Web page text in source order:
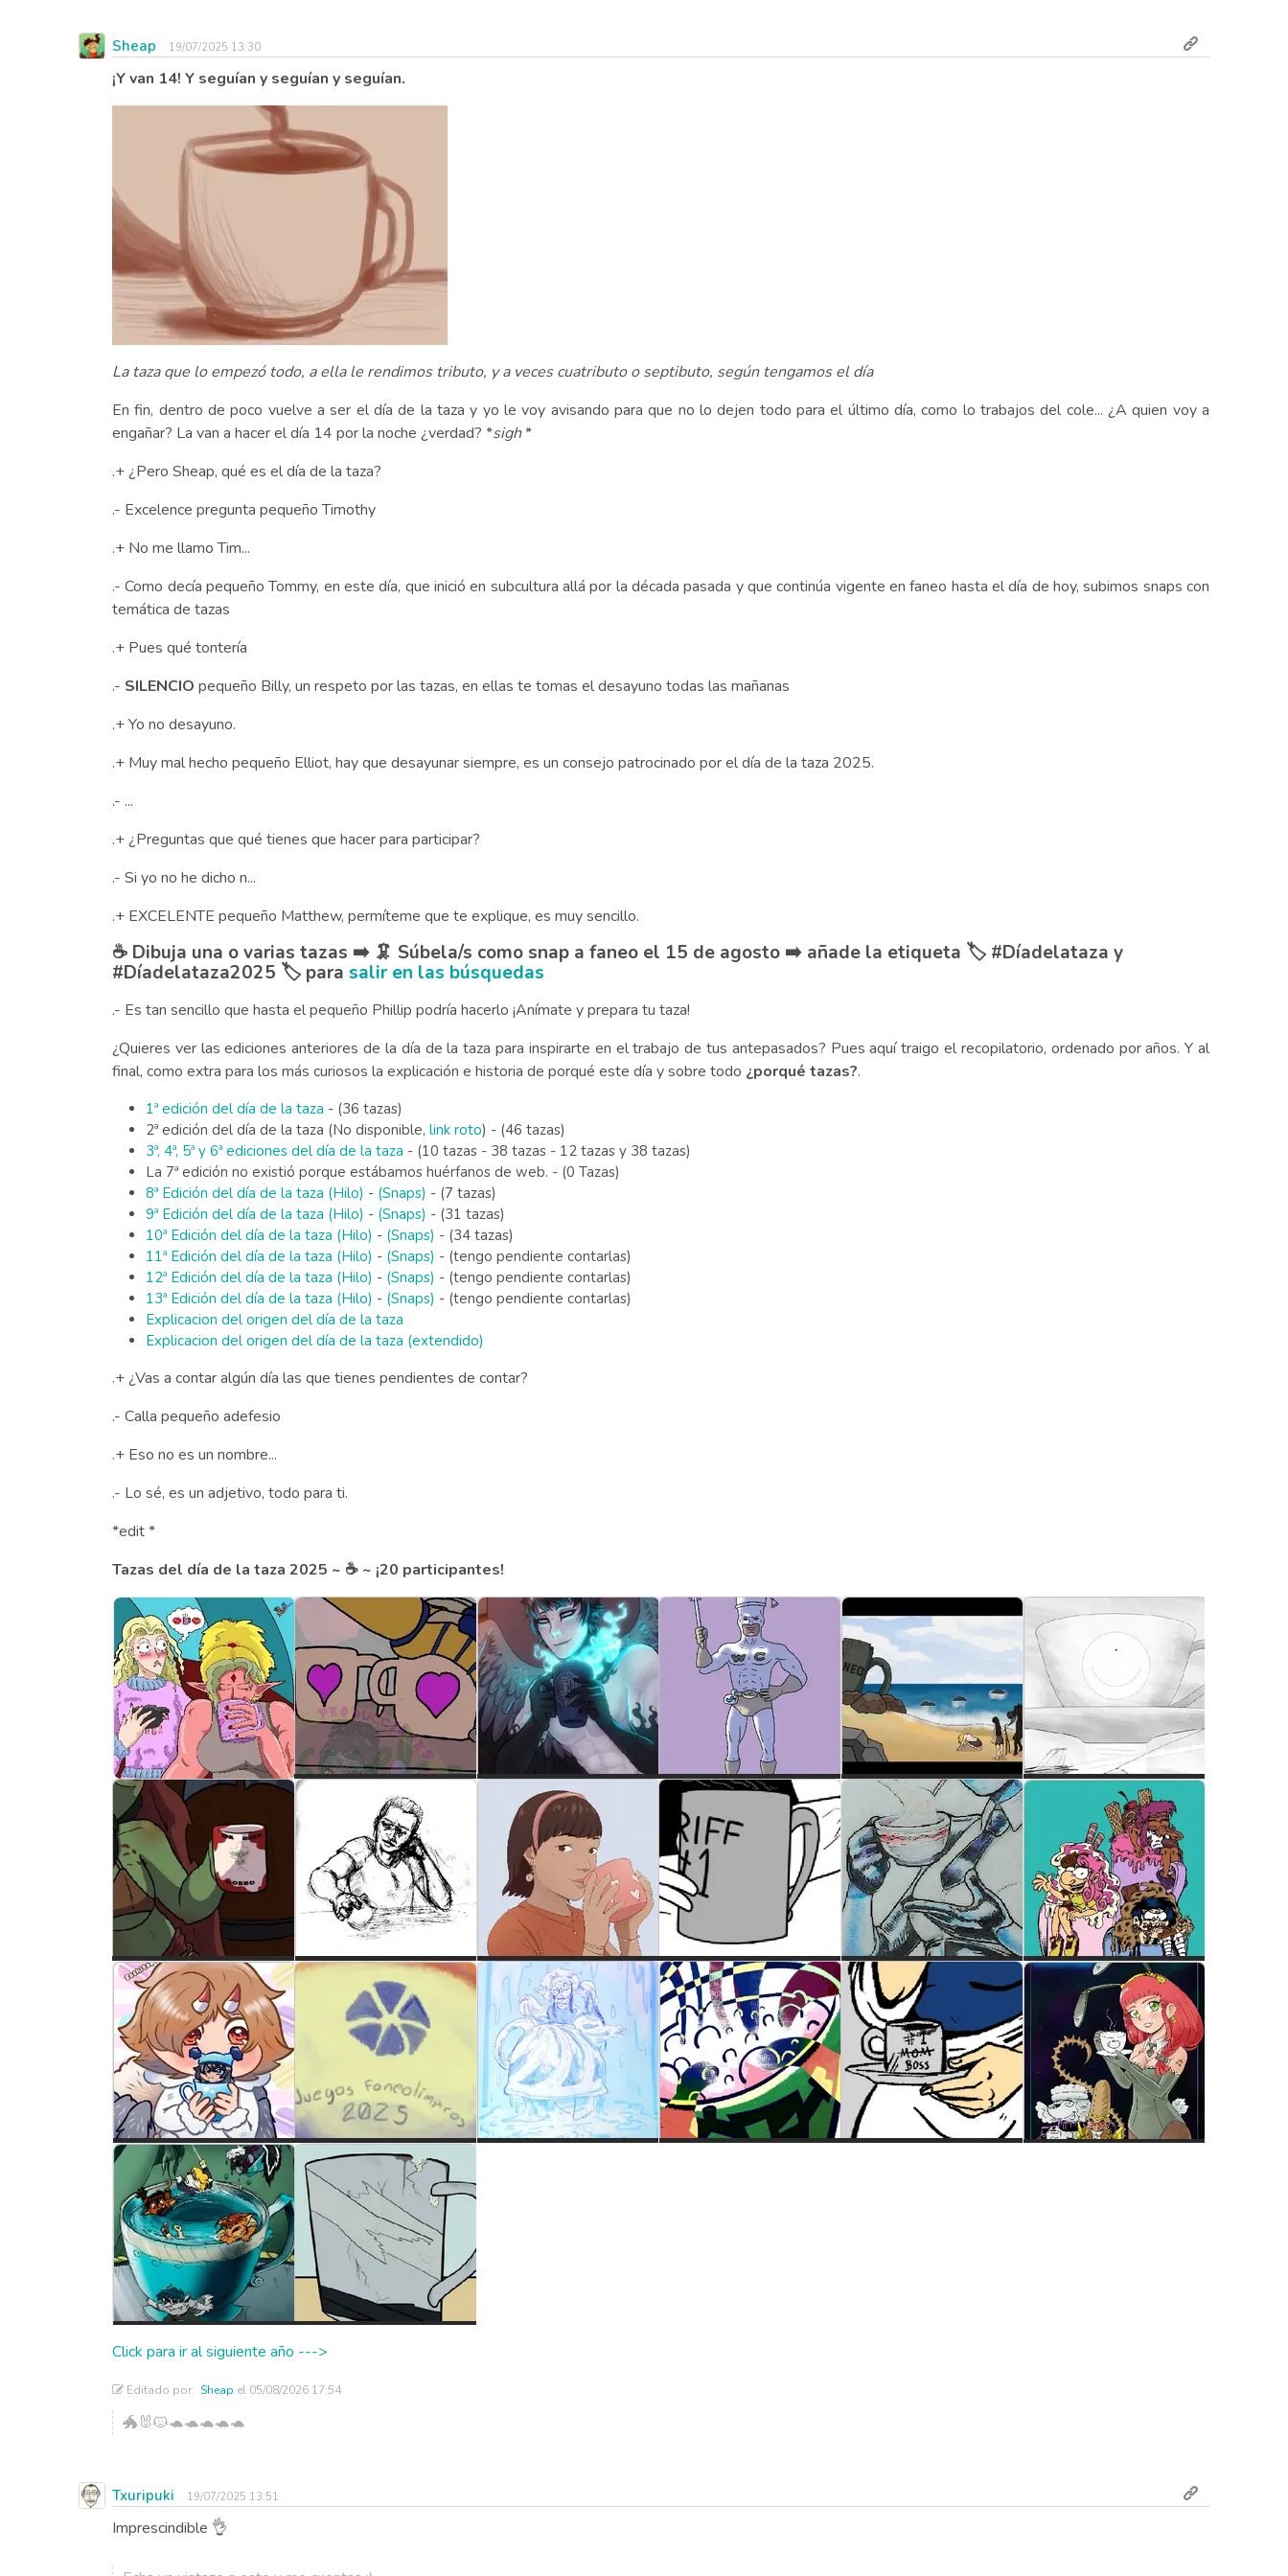
Sheap 19/07/2025 13:30
¡Y van 14! Y seguían y seguían y seguían.
La taza que lo empezó todo, a ella le rendimos tributo, y a veces cuatributo o septibuto, según tengamos el día
En fin, dentro de poco vuelve a ser el día de la taza y yo le voy avisando para que no lo dejen todo para el último día, como lo trabajos del cole... ¿A quien voy a
engañar? La van a hacer el día 14 por la noche ¿verdad? *sigh*
.+ ¿Pero Sheap, qué es el día de la taza?
.- Excelence pregunta pequeño Timothy
.+ No me llamo Tim...
.- Como decía pequeño Tommy, en este día, que inició en subcultura allá por la década pasada y que continúa vigente en faneo hasta el día de hoy, subimos snaps con
temática de tazas
.+ Pues qué tontería
.- SILENCIO pequeño Billy, un respeto por las tazas, en ellas te tomas el desayuno todas las mañanas
.+ Yo no desayuno.
.+ Muy mal hecho pequeño Elliot, hay que desayunar siempre, es un consejo patrocinado por el día de la taza 2025.
.- ...
.+ ¿Preguntas que qué tienes que hacer para participar?
.- Si yo no he dicho n...
.+ EXCELENTE pequeño Matthew, permíteme que te explique, es muy sencillo.
☕ Dibuja una o varias tazas ➡️ 🦑 Súbela/s como snap a faneo el 15 de agosto ➡️ añade la etiqueta 🏷️ #Díadelataza y
#Díadelataza2025 🏷️ para salir en las búsquedas
.- Es tan sencillo que hasta el pequeño Phillip podría hacerlo ¡Anímate y prepara tu taza!
¿Quieres ver las ediciones anteriores de la día de la taza para inspirarte en el trabajo de tus antepasados? Pues aquí traigo el recopilatorio, ordenado por años. Y al
final, como extra para los más curiosos la explicación e historia de porqué este día y sobre todo ¿porqué tazas?.
1ª edición del día de la taza - (36 tazas)
2ª edición del día de la taza (No disponible, link roto) - (46 tazas)
3ª, 4ª, 5ª y 6ª ediciones del día de la taza - (10 tazas - 38 tazas - 12 tazas y 38 tazas)
La 7ª edición no existió porque estábamos huérfanos de web. - (0 Tazas)
8ª Edición del día de la taza (Hilo) - (Snaps) - (7 tazas)
9ª Edición del día de la taza (Hilo) - (Snaps) - (31 tazas)
10ª Edición del día de la taza (Hilo) - (Snaps) - (34 tazas)
11ª Edición del día de la taza (Hilo) - (Snaps) - (tengo pendiente contarlas)
12ª Edición del día de la taza (Hilo) - (Snaps) - (tengo pendiente contarlas)
13ª Edición del día de la taza (Hilo) - (Snaps) - (tengo pendiente contarlas)
Explicacion del origen del día de la taza
Explicacion del origen del día de la taza (extendido)
.+ ¿Vas a contar algún día las que tienes pendientes de contar?
.- Calla pequeño adefesio
.+ Eso no es un nombre...
.- Lo sé, es un adjetivo, todo para ti.
*edit *
Tazas del día de la taza 2025 ~ ☕ ~ ¡20 participantes!
Click para ir al siguiente año --->
Editado por: Sheap el 05/08/2026 17:54
🐲🐰🐱🐢🐢🐢🐢🐢
Txuripuki 19/07/2025 13:51
Imprescindible 👌